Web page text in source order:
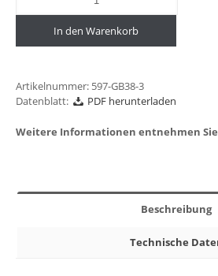
In den Warenkorb
Artikelnummer: 597-GB38-3
Datenblatt:
PDF herunterladen
Weitere Informationen entnehmen
Beschreibung
Technische